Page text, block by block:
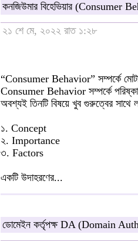
কনজিউমার বিহেভিয়ার (Consumer
২১ শে মে, ২০২২ রাত ১:২৮
“Consumer Behavior” সম্পর্কে
Consumer Behavior সম্পর্কে
অবশ্যই তিনটি বিষয়ে খুব গুরুত্বের সাথে
১. Concept
২. Importance
৩. Factors
একটি উদাহরণের...
ডোমেইন কর্তৃপক্ষ DA (Domain